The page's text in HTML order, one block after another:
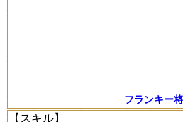
フランキー
【スキル】